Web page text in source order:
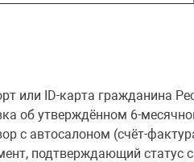
или ID-карта гражданина
об утверждённом 6-
с автосалоном (счёт-
подтверждающий статус